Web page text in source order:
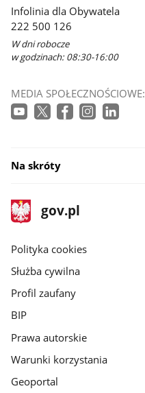
Infolinia dla Obywatela
222 500 126
W dni robocze
w godzinach: 08:30-16:00
MEDIA SPOŁECZNOŚCIOWE:
Na skróty
stopka
gov.pl
Strona
gov.pl
gov.pl
Polityka cookies
Służba cywilna
Profil zaufany
BIP
Prawa autorskie
Warunki korzystania
Geoportal